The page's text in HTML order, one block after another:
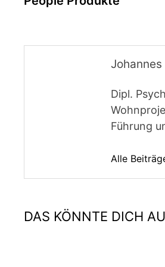
Dipl.
Führung
Alle
DAS KÖNNTE DICH